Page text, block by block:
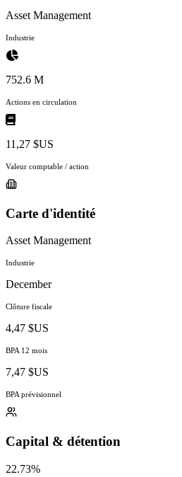
Asset Management
Industrie
752.6 M
Actions en circulation
11,27 $US
Valeur comptable / action
Carte d'identité
Asset Management
Industrie
December
Clôture fiscale
4,47 $US
BPA 12 mois
7,47 $US
BPA prévisionnel
Capital & détention
22.73%